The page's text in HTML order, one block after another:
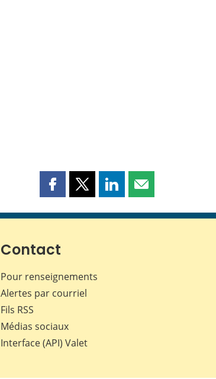
Partager
page
Facebook
Partager
page
Partager
page
Partager
page
Contact
Pour renseignements
Alertes par courriel
Fils RSS
Médias sociaux
Interface (API) Valet